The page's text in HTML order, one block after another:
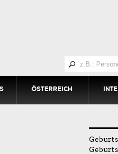
ÖSTERREICH